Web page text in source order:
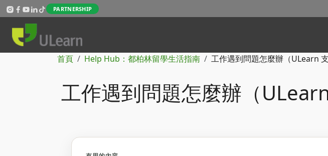
Skip to main content
PARTNERSHIP
導航連結
首頁 Help Hub：都柏林留學生活指南 工作遇到問題怎麼辦（ULearn 支
工作遇到問題怎麼辦（ULearn